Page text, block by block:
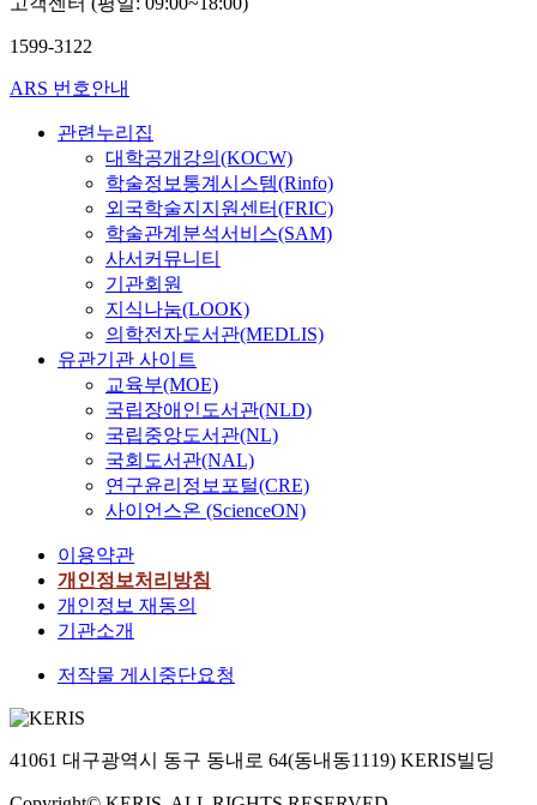
1599-3122
ARS 번호안내
관련누리집
대학공개강의(KOCW)
학술정보통계시스템(Rinfo)
외국학술지지원센터(FRIC)
학술관계분석서비스(SAM)
사서커뮤니티
기관회원
지식나눔(LOOK)
의학전자도서관(MEDLIS)
유관기관 사이트
교육부(MOE)
국립장애인도서관(NLD)
국립중앙도서관(NL)
국회도서관(NAL)
연구윤리정보포털(CRE)
사이언스온 (ScienceON)
이용약관
개인정보처리방침
개인정보 재동의
기관소개
저작물 게시중단요청
41061 대구광역시 동구 동내로 64(동내동1119) KERIS빌딩